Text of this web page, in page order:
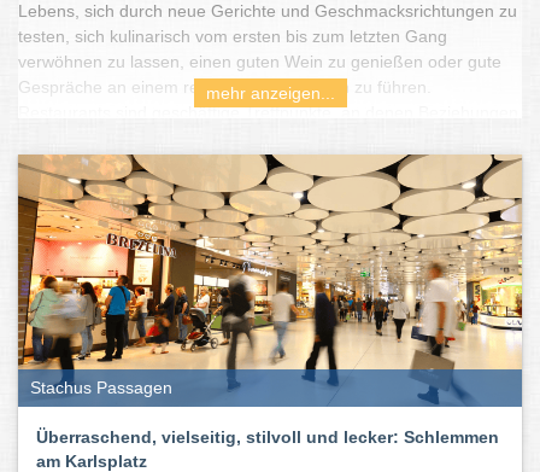
Lebens, sich durch neue Gerichte und Geschmacksrichtungen zu
testen, sich kulinarisch vom ersten bis zum letzten Gang
verwöhnen zu lassen, einen guten Wein zu genießen oder gute
Gespräche an einem reich gedeckten Tisch zu führen.
Restaurants sind geschäftige Treffpunkte, an denen Beziehungen
Genuss näher, sind Veranstaltungsorte für die schönsten und
traurigsten Feste und der soziale Kleber der Gesellschaft. Kurz:
sie schmecken nach Leben.
mehr anzeigen...
Stachus Passagen
Überraschend, vielseitig, stilvoll und lecker: Schlemmen
am Karlsplatz